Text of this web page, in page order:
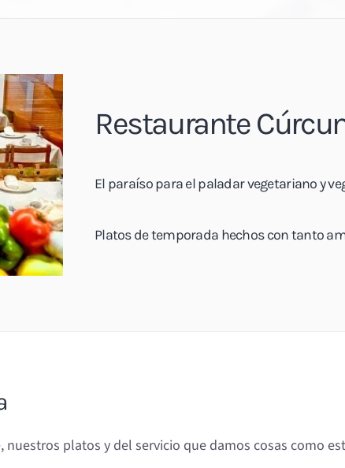
Restaurante
El paraíso para el paladar vegetariano y
Platos de temporada hechos con tanto
platos y del servicio que damos cosas como